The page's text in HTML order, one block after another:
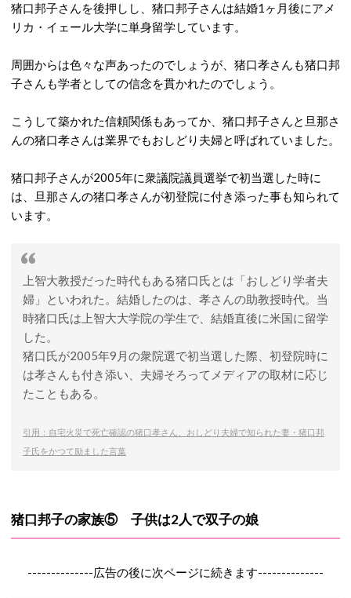
猪口邦子さんを後押しし、猪口邦子さんは結婚1ヶ月後にアメ
リカ・イェール大学に単身留学しています。
周囲からは色々な声あったのでしょうが、猪口孝さんも猪口邦
子さんも学者としての信念を貫かれたのでしょう。
こうして築かれた信頼関係もあってか、猪口邦子さんと旦那さ
んの猪口孝さんは業界でもおしどり夫婦と呼ばれていました。
猪口邦子さんが2005年に衆議院議員選挙で初当選した時に
は、旦那さんの猪口孝さんが初登院に付き添った事も知られて
います。
上智大教授だった時代もある猪口氏とは「おしどり学者夫
婦」といわれた。結婚したのは、孝さんの助教授時代。当
時猪口氏は上智大大学院の学生で、結婚直後に米国に留学
した。
猪口氏が2005年9月の衆院選で初当選した際、初登院時に
は孝さんも付き添い、夫婦そろってメディアの取材に応じ
たこともある。
引用：自宅火災で死亡確認の猪口孝さん、おしどり夫婦で知られた妻・猪口邦
子氏をかつて励ました言葉
猪口邦子の家族⑤ 子供は2人で双子の娘
--------------広告の後に次ページに続きます--------------